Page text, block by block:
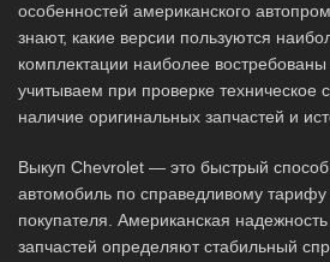
особенностей американского
знают, какие версии пользуются
комплектации наиболее
учитываем при проверке техническое
наличие оригинальных запчастей и
Выкуп Chevrolet — это быстрый способ
автомобиль по справедливому тарифу
покупателя. Американская надежность
запчастей определяют стабильный